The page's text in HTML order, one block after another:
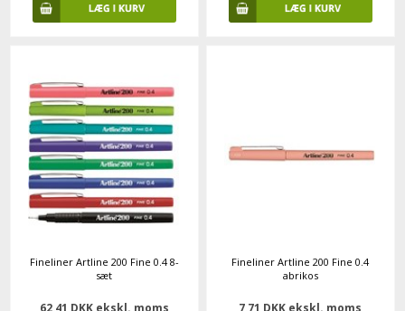
Fineliner Artline 200 Fine 0.4 8-
sæt
62,41 DKK ekskl. moms
Fineliner Artline 200 Fine 0.4
abrikos
7,71 DKK ekskl. moms